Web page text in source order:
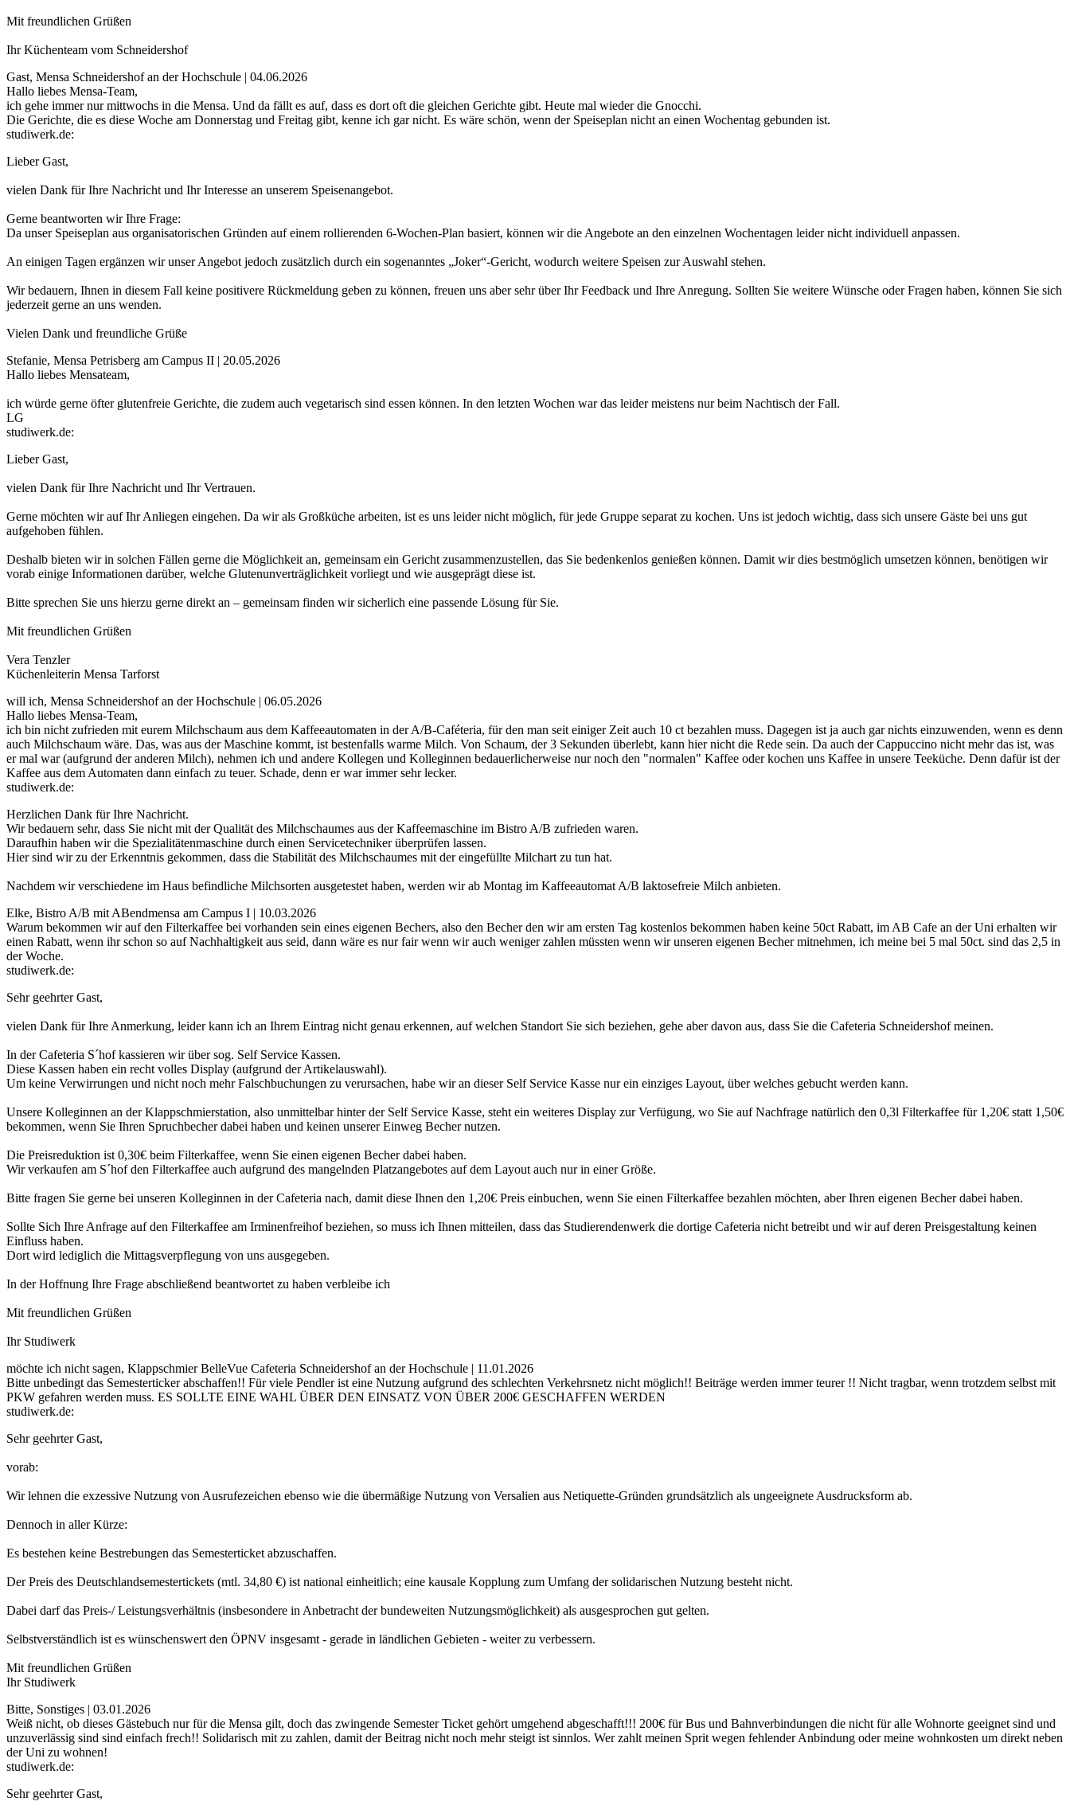
Mit freundlichen Grüßen
Ihr Küchenteam vom Schneidershof
Gast, Mensa Schneidershof an der Hochschule | 04.06.2026
Hallo liebes Mensa-Team,
ich gehe immer nur mittwochs in die Mensa. Und da fällt es auf, dass es dort oft die gleichen Gerichte gibt. Heute mal wieder die Gnocchi.
Die Gerichte, die es diese Woche am Donnerstag und Freitag gibt, kenne ich gar nicht. Es wäre schön, wenn der Speiseplan nicht an einen Wochentag gebunden ist.
studiwerk.de:
Lieber Gast,
vielen Dank für Ihre Nachricht und Ihr Interesse an unserem Speisenangebot.
Gerne beantworten wir Ihre Frage:
Da unser Speiseplan aus organisatorischen Gründen auf einem rollierenden 6-Wochen-Plan basiert, können wir die Angebote an den einzelnen Wochentagen leider nicht individuell anpassen.
An einigen Tagen ergänzen wir unser Angebot jedoch zusätzlich durch ein sogenanntes „Joker“-Gericht, wodurch weitere Speisen zur Auswahl stehen.
Wir bedauern, Ihnen in diesem Fall keine positivere Rückmeldung geben zu können, freuen uns aber sehr über Ihr Feedback und Ihre Anregung. Sollten Sie weitere Wünsche oder Fragen haben, können Sie sich
jederzeit gerne an uns wenden.
Vielen Dank und freundliche Grüße
Stefanie, Mensa Petrisberg am Campus II | 20.05.2026
Hallo liebes Mensateam,
ich würde gerne öfter glutenfreie Gerichte, die zudem auch vegetarisch sind essen können. In den letzten Wochen war das leider meistens nur beim Nachtisch der Fall.
LG
studiwerk.de:
Lieber Gast,
vielen Dank für Ihre Nachricht und Ihr Vertrauen.
Gerne möchten wir auf Ihr Anliegen eingehen. Da wir als Großküche arbeiten, ist es uns leider nicht möglich, für jede Gruppe separat zu kochen. Uns ist jedoch wichtig, dass sich unsere Gäste bei uns gut
aufgehoben fühlen.
Deshalb bieten wir in solchen Fällen gerne die Möglichkeit an, gemeinsam ein Gericht zusammenzustellen, das Sie bedenkenlos genießen können. Damit wir dies bestmöglich umsetzen können, benötigen wir
vorab einige Informationen darüber, welche Glutenunverträglichkeit vorliegt und wie ausgeprägt diese ist.
Bitte sprechen Sie uns hierzu gerne direkt an – gemeinsam finden wir sicherlich eine passende Lösung für Sie.
Mit freundlichen Grüßen
Vera Tenzler
Küchenleiterin Mensa Tarforst
will ich, Mensa Schneidershof an der Hochschule | 06.05.2026
Hallo liebes Mensa-Team,
ich bin nicht zufrieden mit eurem Milchschaum aus dem Kaffeeautomaten in der A/B-Caféteria, für den man seit einiger Zeit auch 10 ct bezahlen muss. Dagegen ist ja auch gar nichts einzuwenden, wenn es denn
auch Milchschaum wäre. Das, was aus der Maschine kommt, ist bestenfalls warme Milch. Von Schaum, der 3 Sekunden überlebt, kann hier nicht die Rede sein. Da auch der Cappuccino nicht mehr das ist, was
er mal war (aufgrund der anderen Milch), nehmen ich und andere Kollegen und Kolleginnen bedauerlicherweise nur noch den "normalen" Kaffee oder kochen uns Kaffee in unsere Teeküche. Denn dafür ist der
Kaffee aus dem Automaten dann einfach zu teuer. Schade, denn er war immer sehr lecker.
studiwerk.de:
Herzlichen Dank für Ihre Nachricht.
Wir bedauern sehr, dass Sie nicht mit der Qualität des Milchschaumes aus der Kaffeemaschine im Bistro A/B zufrieden waren.
Daraufhin haben wir die Spezialitätenmaschine durch einen Servicetechniker überprüfen lassen.
Hier sind wir zu der Erkenntnis gekommen, dass die Stabilität des Milchschaumes mit der eingefüllte Milchart zu tun hat.
Nachdem wir verschiedene im Haus befindliche Milchsorten ausgetestet haben, werden wir ab Montag im Kaffeeautomat A/B laktosefreie Milch anbieten.
Elke, Bistro A/B mit ABendmensa am Campus I | 10.03.2026
Warum bekommen wir auf den Filterkaffee bei vorhanden sein eines eigenen Bechers, also den Becher den wir am ersten Tag kostenlos bekommen haben keine 50ct Rabatt, im AB Cafe an der Uni erhalten wir
einen Rabatt, wenn ihr schon so auf Nachhaltigkeit aus seid, dann wäre es nur fair wenn wir auch weniger zahlen müssten wenn wir unseren eigenen Becher mitnehmen, ich meine bei 5 mal 50ct. sind das 2,5 in
der Woche.
studiwerk.de:
Sehr geehrter Gast,
vielen Dank für Ihre Anmerkung, leider kann ich an Ihrem Eintrag nicht genau erkennen, auf welchen Standort Sie sich beziehen, gehe aber davon aus, dass Sie die Cafeteria Schneidershof meinen.
In der Cafeteria S´hof kassieren wir über sog. Self Service Kassen.
Diese Kassen haben ein recht volles Display (aufgrund der Artikelauswahl).
Um keine Verwirrungen und nicht noch mehr Falschbuchungen zu verursachen, habe wir an dieser Self Service Kasse nur ein einziges Layout, über welches gebucht werden kann.
Unsere Kolleginnen an der Klappschmierstation, also unmittelbar hinter der Self Service Kasse, steht ein weiteres Display zur Verfügung, wo Sie auf Nachfrage natürlich den 0,3l Filterkaffee für 1,20€ statt 1,50€
bekommen, wenn Sie Ihren Spruchbecher dabei haben und keinen unserer Einweg Becher nutzen.
Die Preisreduktion ist 0,30€ beim Filterkaffee, wenn Sie einen eigenen Becher dabei haben.
Wir verkaufen am S´hof den Filterkaffee auch aufgrund des mangelnden Platzangebotes auf dem Layout auch nur in einer Größe.
Bitte fragen Sie gerne bei unseren Kolleginnen in der Cafeteria nach, damit diese Ihnen den 1,20€ Preis einbuchen, wenn Sie einen Filterkaffee bezahlen möchten, aber Ihren eigenen Becher dabei haben.
Sollte Sich Ihre Anfrage auf den Filterkaffee am Irminenfreihof beziehen, so muss ich Ihnen mitteilen, dass das Studierendenwerk die dortige Cafeteria nicht betreibt und wir auf deren Preisgestaltung keinen
Einfluss haben.
Dort wird lediglich die Mittagsverpflegung von uns ausgegeben.
In der Hoffnung Ihre Frage abschließend beantwortet zu haben verbleibe ich
Mit freundlichen Grüßen
Ihr Studiwerk
möchte ich nicht sagen, Klappschmier BelleVue Cafeteria Schneidershof an der Hochschule | 11.01.2026
Bitte unbedingt das Semesterticker abschaffen!! Für viele Pendler ist eine Nutzung aufgrund des schlechten Verkehrsnetz nicht möglich!! Beiträge werden immer teurer !! Nicht tragbar, wenn trotzdem selbst mit
PKW gefahren werden muss. ES SOLLTE EINE WAHL ÜBER DEN EINSATZ VON ÜBER 200€ GESCHAFFEN WERDEN
studiwerk.de:
Sehr geehrter Gast,
vorab:
Wir lehnen die exzessive Nutzung von Ausrufezeichen ebenso wie die übermäßige Nutzung von Versalien aus Netiquette-Gründen grundsätzlich als ungeeignete Ausdrucksform ab.
Dennoch in aller Kürze:
Es bestehen keine Bestrebungen das Semesterticket abzuschaffen.
Der Preis des Deutschlandsemestertickets (mtl. 34,80 €) ist national einheitlich; eine kausale Kopplung zum Umfang der solidarischen Nutzung besteht nicht.
Dabei darf das Preis-/ Leistungsverhältnis (insbesondere in Anbetracht der bundeweiten Nutzungsmöglichkeit) als ausgesprochen gut gelten.
Selbstverständlich ist es wünschenswert den ÖPNV insgesamt - gerade in ländlichen Gebieten - weiter zu verbessern.
Mit freundlichen Grüßen
Ihr Studiwerk
Bitte, Sonstiges | 03.01.2026
Weiß nicht, ob dieses Gästebuch nur für die Mensa gilt, doch das zwingende Semester Ticket gehört umgehend abgeschafft!!! 200€ für Bus und Bahnverbindungen die nicht für alle Wohnorte geeignet sind und
unzuverlässig sind sind einfach frech!! Solidarisch mit zu zahlen, damit der Beitrag nicht noch mehr steigt ist sinnlos. Wer zahlt meinen Sprit wegen fehlender Anbindung oder meine wohnkosten um direkt neben
der Uni zu wohnen!
studiwerk.de:
Sehr geehrter Gast,